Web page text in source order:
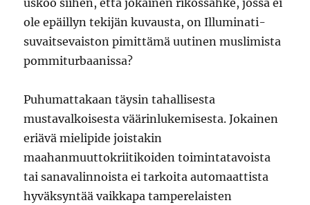
uskoo siihen, että jokainen rikossähke, jossa ei
ole epäillyn tekijän kuvausta, on Illuminati-
suvaitsevaiston pimittämä uutinen muslimista
pommiturbaanissa?
Puhumattakaan täysin tahallisesta
mustavalkoisesta väärinlukemisesta. Jokainen
eriävä mielipide joistakin
maahanmuuttokriitikoiden toimintatavoista
tai sanavalinnoista ei tarkoita automaattista
hyväksyntää vaikkapa tamperelaisten